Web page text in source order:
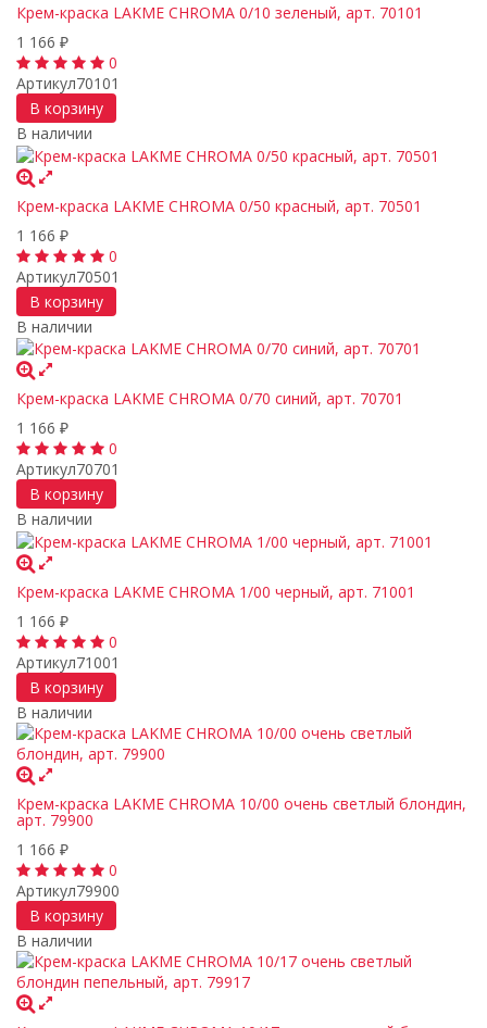
Крем-краска LAKME CHROMA 0/10 зеленый, арт. 70101
1 166 ₽
0
Артикул70101
В корзину
В наличии
Крем-краска LAKME CHROMA 0/50 красный, арт. 70501
1 166 ₽
0
Артикул70501
В корзину
В наличии
Крем-краска LAKME CHROMA 0/70 синий, арт. 70701
1 166 ₽
0
Артикул70701
В корзину
В наличии
Крем-краска LAKME CHROMA 1/00 черный, арт. 71001
1 166 ₽
0
Артикул71001
В корзину
В наличии
Крем-краска LAKME CHROMA 10/00 очень светлый блондин,
арт. 79900
1 166 ₽
0
Артикул79900
В корзину
В наличии